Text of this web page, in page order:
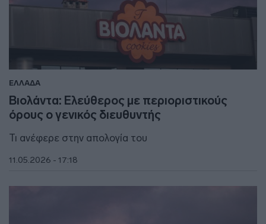
ΕΛΛΑΔΑ
Βιολάντα: Ελεύθερος με περιοριστικούς
όρους ο γενικός διευθυντής
Τι ανέφερε στην απολογία του
11.05.2026 - 17:18